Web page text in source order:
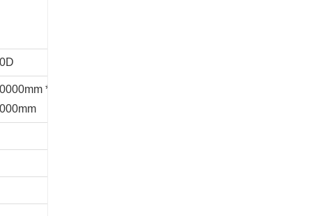
*